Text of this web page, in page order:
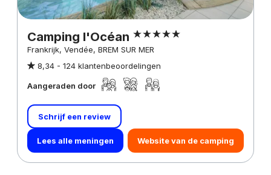
Camping l'Océan
Frankrijk, Vendée, BREM SUR MER
8,34 - 124 klantenbeoordelingen
Aangeraden door
Schrijf een review
Lees alle meningen Website van de camping